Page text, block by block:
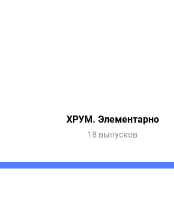
ХРУМ. Элементарно
18 выпусков